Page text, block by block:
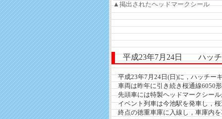
▲掲出されたヘッドマークシール
平成23年7月24日 ハッチ
平成23年7月24日(日)に，ハッチー
車両は昨年に引き続き桜通線6050
先頭車には特製ヘッドマークシール
イベント列車は今池駅を発車し，桜
終点の徳重車庫に入線し，車庫内